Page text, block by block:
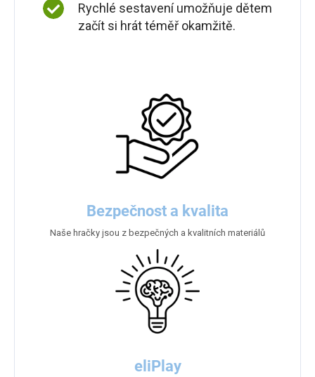
Rychlé sestavení umožňuje dětem
začít si hrát téměř okamžitě.
Bezpečnost a kvalita
Naše hračky jsou z bezpečných a kvalitních materiálů
eliPlay